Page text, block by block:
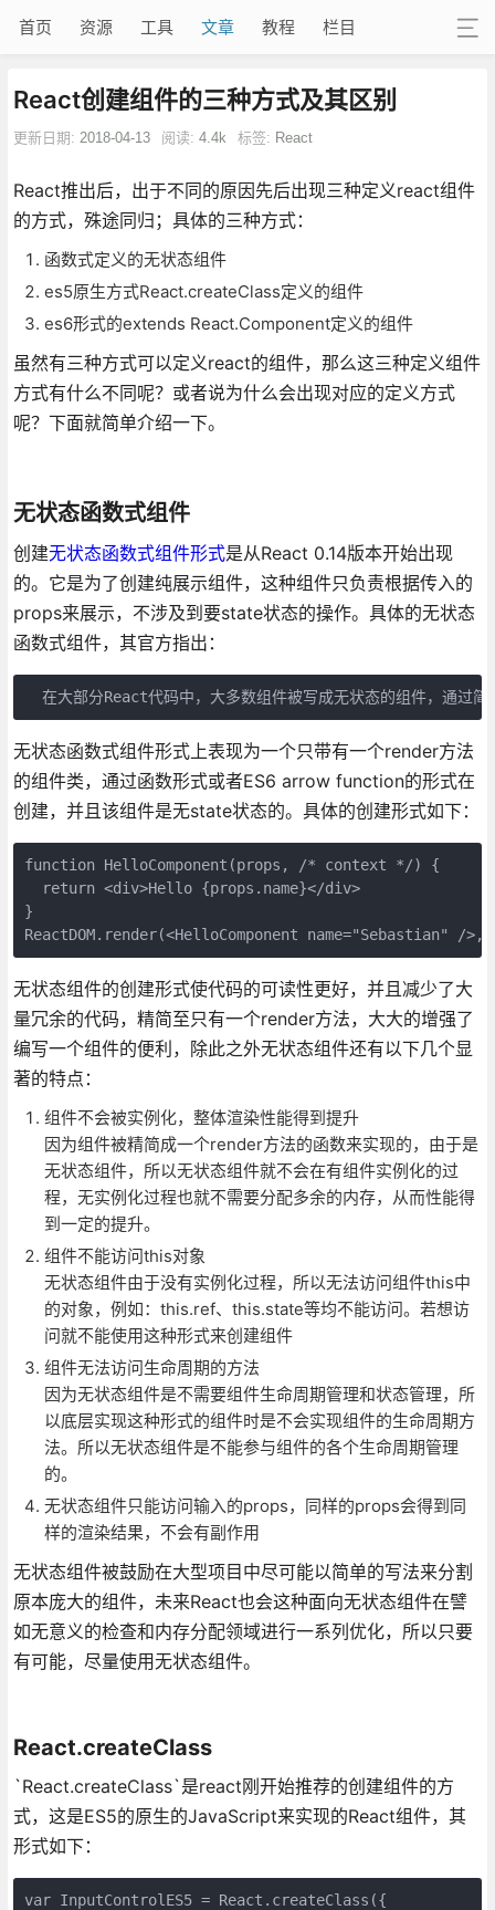
首页 资源 工具 文章 教程 栏目
React创建组件的三种方式及其区别
更新日期: 2018-04-13 阅读: 4.4k 标签: React
React推出后，出于不同的原因先后出现三种定义react组件
的方式，殊途同归；具体的三种方式：
函数式定义的无状态组件
es5原生方式React.createClass定义的组件
es6形式的extends React.Component定义的组件
虽然有三种方式可以定义react的组件，那么这三种定义组件
方式有什么不同呢？或者说为什么会出现对应的定义方式
呢？下面就简单介绍一下。
无状态函数式组件
创建无状态函数式组件形式是从React 0.14版本开始出现
的。它是为了创建纯展示组件，这种组件只负责根据传入的
props来展示，不涉及到要state状态的操作。具体的无状态
函数式组件，其官方指出：
在大部分React代码中，大多数组件被写成无状态的组件，通过
无状态函数式组件形式上表现为一个只带有一个render方法
的组件类，通过函数形式或者ES6 arrow function的形式在
创建，并且该组件是无state状态的。具体的创建形式如下：
function HelloComponent(props, /* context */) {
  return <div>Hello {props.name}</div>
}
ReactDOM.render(<HelloComponent name="Sebastian" />,
无状态组件的创建形式使代码的可读性更好，并且减少了大
量冗余的代码，精简至只有一个render方法，大大的增强了
编写一个组件的便利，除此之外无状态组件还有以下几个显
著的特点：
组件不会被实例化，整体渲染性能得到提升
因为组件被精简成一个render方法的函数来实现的，由于是
无状态组件，所以无状态组件就不会在有组件实例化的过
程，无实例化过程也就不需要分配多余的内存，从而性能得
到一定的提升。
组件不能访问this对象
无状态组件由于没有实例化过程，所以无法访问组件this中
的对象，例如：this.ref、this.state等均不能访问。若想访
问就不能使用这种形式来创建组件
组件无法访问生命周期的方法
因为无状态组件是不需要组件生命周期管理和状态管理，所
以底层实现这种形式的组件时是不会实现组件的生命周期方
法。所以无状态组件是不能参与组件的各个生命周期管理
的。
无状态组件只能访问输入的props，同样的props会得到同
样的渲染结果，不会有副作用
无状态组件被鼓励在大型项目中尽可能以简单的写法来分割
原本庞大的组件，未来React也会这种面向无状态组件在譬
如无意义的检查和内存分配领域进行一系列优化，所以只要
有可能，尽量使用无状态组件。
React.createClass
`React.createClass`是react刚开始推荐的创建组件的方
式，这是ES5的原生的JavaScript来实现的React组件，其
形式如下：
var InputControlES5 = React.createClass({